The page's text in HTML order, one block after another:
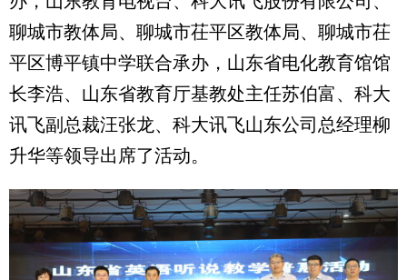
聊城市教体局、聊城市茌平区教体局、聊城市茌
平区博平镇中学联合承办，山东省电化教育馆馆
长李浩、山东省教育厅基教处主任苏伯富、科大
讯飞副总裁汪张龙、科大讯飞山东公司总经理柳
升华等领导出席了活动。